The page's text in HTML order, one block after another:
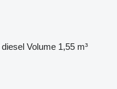
diesel Volume 1,55 m³